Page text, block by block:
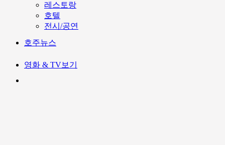
레스토랑
호텔
전시/공연
호주뉴스
영화 & TV보기